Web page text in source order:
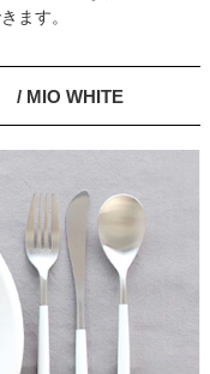
ます。
/ MIO WHITE